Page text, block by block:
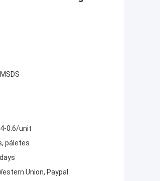
0.6/unit
páletes
Union, Paypal